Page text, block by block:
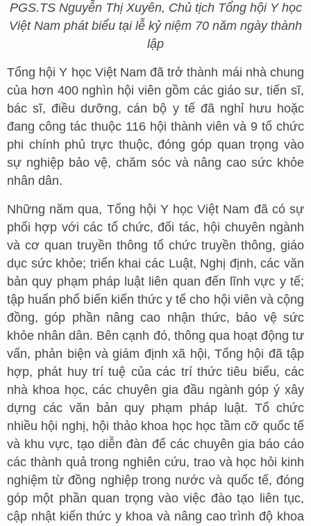
PGS.TS Nguyễn Thị Xuyên, Chủ tịch Tổng hội Y học
Việt Nam phát biểu tại lễ kỷ niệm 70 năm ngày thành
lập
Tổng hội Y học Việt Nam đã trở thành mái nhà chung
của hơn 400 nghìn hội viên gồm các giáo sư, tiến sĩ,
bác sĩ, điều dưỡng, cán bộ y tế đã nghỉ hưu hoặc
đang công tác thuộc 116 hội thành viên và 9 tổ chức
phi chính phủ trực thuộc, đóng góp quan trọng vào
sự nghiệp bảo vệ, chăm sóc và nâng cao sức khỏe
nhân dân.
Những năm qua, Tổng hội Y học Việt Nam đã có sự
phối hợp với các tổ chức, đối tác, hội chuyên ngành
và cơ quan truyền thông tổ chức truyền thông, giáo
dục sức khỏe; triển khai các Luật, Nghị định, các văn
bản quy phạm pháp luật liên quan đến lĩnh vực y tế;
tập huấn phổ biến kiến thức y tế cho hội viên và cộng
đồng, góp phần nâng cao nhận thức, bảo vệ sức
khỏe nhân dân. Bên cạnh đó, thông qua hoạt động tư
vấn, phản biện và giám định xã hội, Tổng hội đã tập
hợp, phát huy trí tuệ của các trí thức tiêu biểu, các
nhà khoa học, các chuyên gia đầu ngành góp ý xây
dựng các văn bản quy phạm pháp luật. Tổ chức
nhiều hội nghị, hội thảo khoa học học tầm cỡ quốc tế
và khu vực, tạo diễn đàn để các chuyên gia báo cáo
các thành quả trong nghiên cứu, trao và học hỏi kinh
nghiệm từ đồng nghiệp trong nước và quốc tế, đóng
góp một phần quan trọng vào việc đào tạo liên tục,
cập nhật kiến thức y khoa và nâng cao trình độ khoa